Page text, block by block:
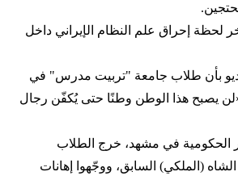
لحظة إحراق علم النظام الإيراني داخل
بأن طلاب جامعة "تربيت مدرس" في
يصبح هذا الوطن وطنًا حتى يُكفّن رجال
الحكومية في مشهد، خرج الطلاب
(الملكي) السابق، ووجّهوا إهانات